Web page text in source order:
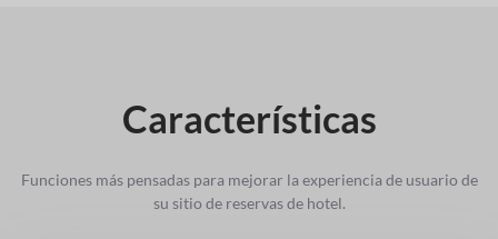
Características
Funciones más pensadas para mejorar la experiencia de usuario de
su sitio de reservas de hotel.